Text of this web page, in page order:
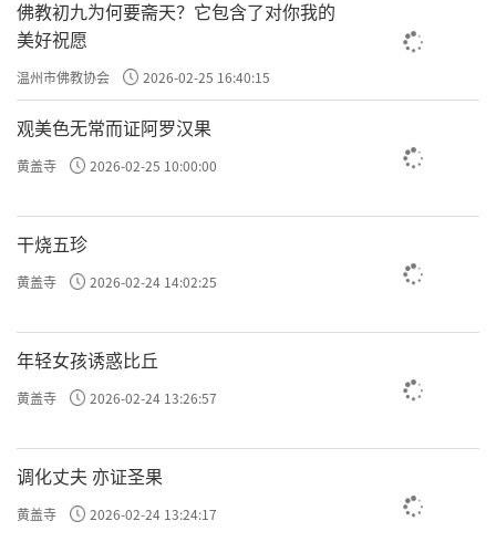
佛教初九为何要斋天？它包含了对你我的
美好祝愿
温州市佛教协会 2026-02-25 16:40:15
观美色无常而证阿罗汉果
黄盖寺 2026-02-25 10:00:00
干烧五珍
黄盖寺 2026-02-24 14:02:25
年轻女孩诱惑比丘
黄盖寺 2026-02-24 13:26:57
调化丈夫 亦证圣果
黄盖寺 2026-02-24 13:24:17